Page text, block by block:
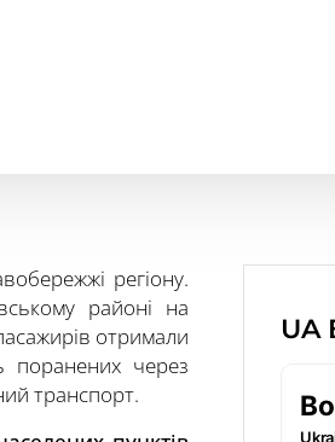
регіону.
районі на
отримали
поранених через
транспорт.
UA